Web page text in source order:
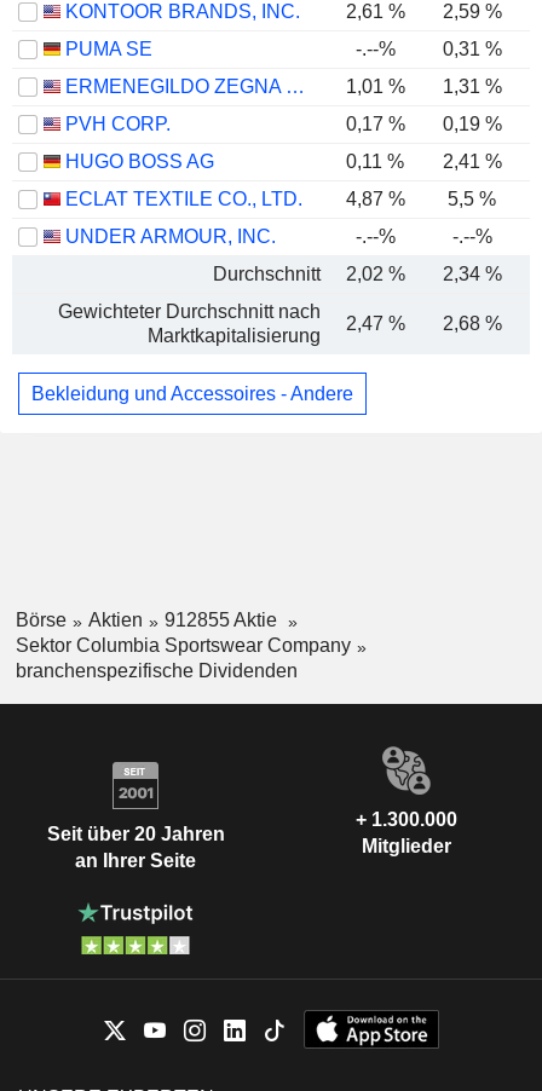
KONTOOR BRANDS, INC.
2,61 % 2,59 %
PUMA SE
-.--% 0,31 %
ERMENEGILDO ZEGNA N.V.
1,01 % 1,31 %
PVH CORP.
0,17 %
0,19 %
HUGO BOSS AG
0,11 %
2,41 %
ECLAT TEXTILE CO., LTD.
4,87 % 5,5 %
UNDER ARMOUR, INC.
-.--% -.--%
Durchschnitt
2,02 % 2,34 %
Gewichteter Durchschnitt nach
Marktkapitalisierung
2,47 % 2,68 %
Bekleidung und Accessoires - Andere
Börse Aktien
912855 Aktie
Sektor Columbia Sportswear Company
branchenspezifische Dividenden
Seit über 20 Jahren
an Ihrer Seite
+ 1.300.000
Mitglieder